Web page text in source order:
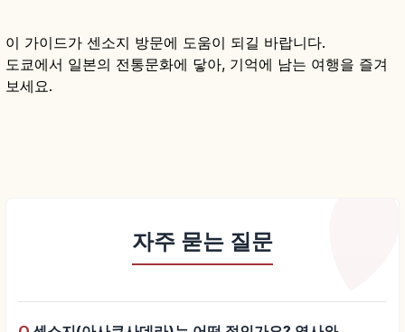
이 가이드가 센소지 방문에 도움이 되길 바랍니다.
도쿄에서 일본의 전통문화에 닿아, 기억에 남는 여행을 즐겨
보세요.
자주 묻는 질문